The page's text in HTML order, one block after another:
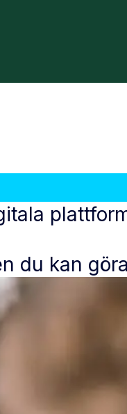
du kan